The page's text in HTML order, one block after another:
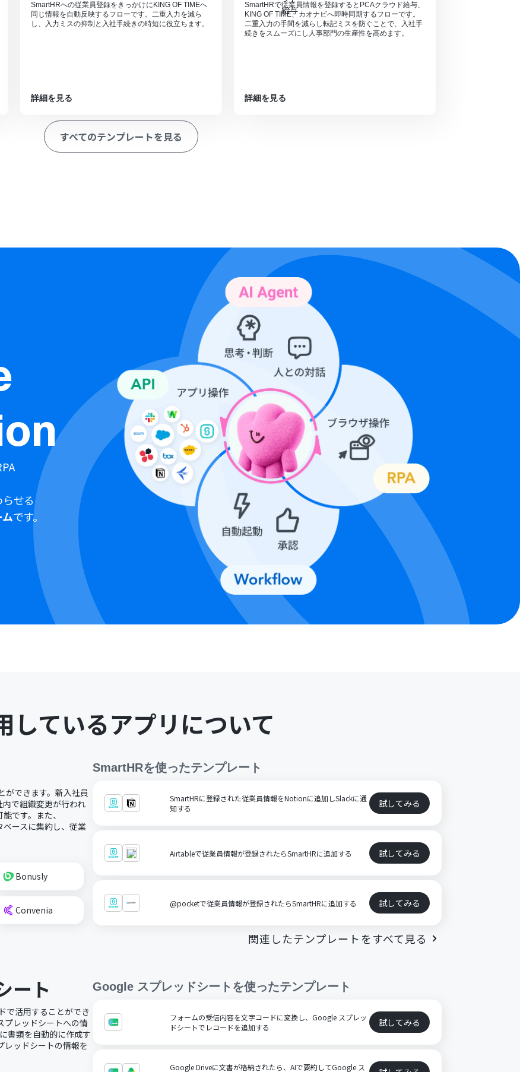
SmartHRへの従業員登録をきっかけにKING OF TIMEへ
同じ情報を自動反映するフローです。二重入力を減ら
し、入力ミスの抑制と入社手続きの時短に役立ちます。
詳細を見る
SmartHRで従業員情報を登録するとPCAクラウド給与、
KING OF TIME、カオナビへ即時同期するフローです。
二重入力の手間を減らし転記ミスを防ぐことで、入社手
続きをスムーズにし人事部門の生産性を高めます。
詳細を見る
すべてのテンプレートを見る
せる
です。
しているアプリについて
できます。新入社員
で組織変更が行われ
です。また、
ースに集約し、従業
Bonusly
Convenia
SmartHRを使ったテンプレート
SmartHRに登録された従業員情報をNotionに追加しSlackに通
知する
試してみる
Airtableで従業員情報が登録されたらSmartHRに追加する 試してみる
@pocketで従業員情報が登録されたらSmartHRに追加する 試してみる
関連したテンプレートをすべて見る
ート
で活用することができ
プレッドシートへの情
書類を自動的に作成す
レッドシートの情報を
Google スプレッドシート を使ったテンプレート
フォームの受信内容を文字コードに変換し、Google スプレッ
ドシートでレコードを追加する
試してみる
Google Driveに文書が格納されたら、AIで要約してGoogle ス